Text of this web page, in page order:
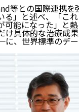
等との国際連携
」と述べ、「こ
可能になった」と
具体的な治療成
に、世界標準のデ